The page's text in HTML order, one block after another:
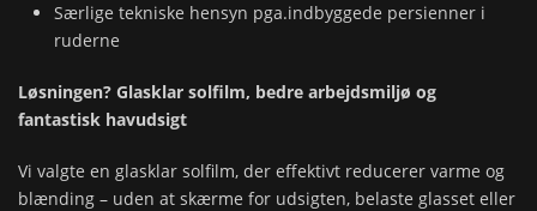
Særlige tekniske hensyn pga.indbyggede persienner i
ruderne
Løsningen? Glasklar solfilm, bedre arbejdsmiljø og
fantastisk havudsigt
Vi valgte en glasklar solfilm, der effektivt reducerer varme og
blænding – uden at skærme for udsigten, belaste glasset eller